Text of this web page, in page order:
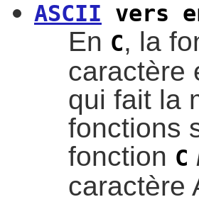
ASCII vers
En C, la
caractère
qui fait la
fonctions
fonction C
caractère